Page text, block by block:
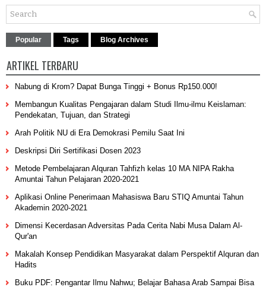
Popular Tags Blog Archives
ARTIKEL TERBARU
Nabung di Krom? Dapat Bunga Tinggi + Bonus Rp150.000!
Membangun Kualitas Pengajaran dalam Studi Ilmu-ilmu Keislaman:
Pendekatan, Tujuan, dan Strategi
Arah Politik NU di Era Demokrasi Pemilu Saat Ini
Deskripsi Diri Sertifikasi Dosen 2023
Metode Pembelajaran Alquran Tahfizh kelas 10 MA NIPA Rakha
Amuntai Tahun Pelajaran 2020-2021
Aplikasi Online Penerimaan Mahasiswa Baru STIQ Amuntai Tahun
Akademin 2020-2021
Dimensi Kecerdasan Adversitas Pada Cerita Nabi Musa Dalam Al-
Qur'an
Makalah Konsep Pendidikan Masyarakat dalam Perspektif Alquran dan
Hadits
Buku PDF: Pengantar Ilmu Nahwu; Belajar Bahasa Arab Sampai Bisa